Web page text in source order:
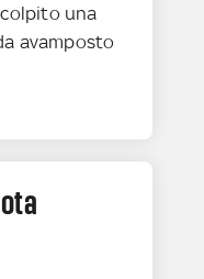
una
avamposto